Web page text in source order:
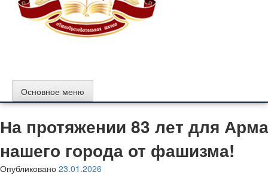
Основное меню
На протяжении 83 лет для
нашего города от фашизма!
Опубликовано 23.01.2026